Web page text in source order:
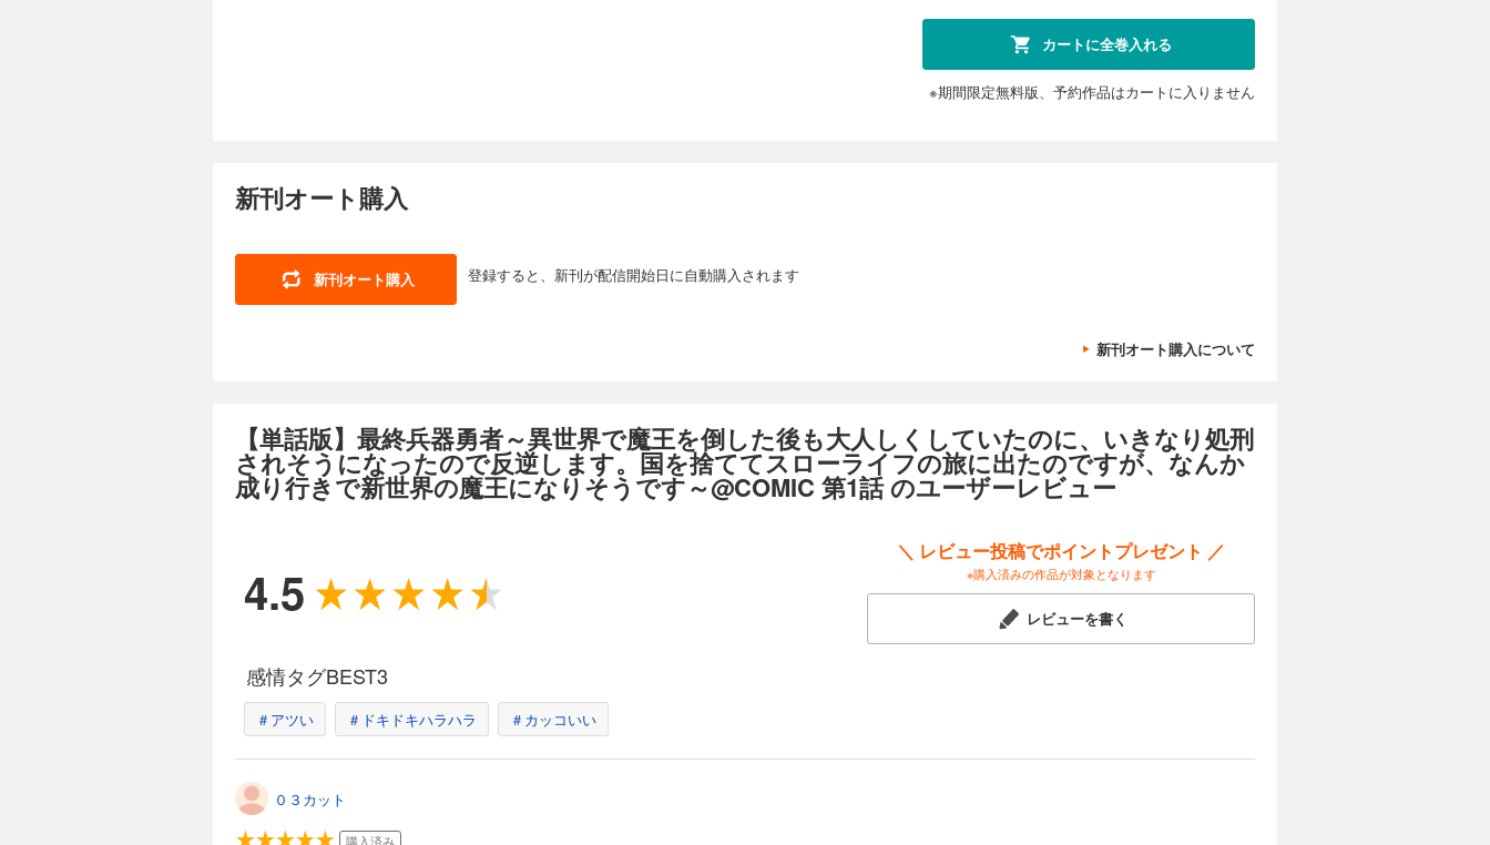
ない罪で断罪されてしまう。 アルサルの冷静な弁解に聞く耳を持たないどころか、彼の大偉業を忘れ、役立たずの
穀潰しと罵る王の姿は平和ボケそのもの。 これ以上バカに付き合ってられんと王国を見限ったアルサルは、退職金
をもぎ取って、気ままなスローライフの旅に出るが…… 強すぎる力のせいで、すっかり世界征服を目論む人類の脅
威扱いされてしまう!? 「オマエら滅亡決定」 元勇者がなめた世界に背信する、わからせブレイブストーリー開
れた4人の少年少女が魔王を討伐してから早10年。 国を救った元勇者にして王国軍所属のアルサルは、身に覚えの
ない罪で断罪されてしまう。 アルサルの冷静な弁解に聞く耳を持たないどころか、彼の大偉業を忘れ、役立たずの
をもぎ取って、気ままなスローライフの旅に出るが…… 強すぎる力のせいで、すっかり世界征服を目論む人類の脅
威扱いされてしまう!? 「オマエら滅亡決定」 元勇者がなめた世界に背信する、わからせブレイブストーリー開
幕！！
カートに全巻入れる
※期間限定無料版、予約作品はカートに入りません
新刊オート購入
新刊オート購入 登録すると、新刊が配信開始日に自動購入されます
新刊オート購入について
【単話版】最終兵器勇者～異世界で魔王を倒した後も大人しくしていたのに、いきなり処刑
されそうになったので反逆します。国を捨ててスローライフの旅に出たのですが、なんか
成り行きで新世界の魔王になりそうです～@COMIC 第1話 のユーザーレビュー
4.5
＼ レビュー投稿でポイントプレゼント ／
※購入済みの作品が対象となります
レビューを書く
感情タグBEST3
＃アツい ＃ドキドキハラハラ ＃カッコいい
０３カット
購入済み